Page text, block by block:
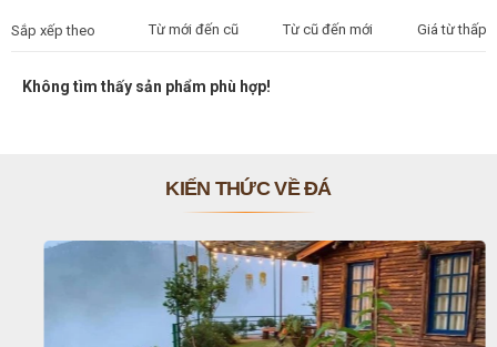
Sắp xếp theo Từ mới đến cũ Từ cũ đến mới Giá từ thấp
Không tìm thấy sản phẩm phù hợp!
KIẾN THỨC VỀ ĐÁ